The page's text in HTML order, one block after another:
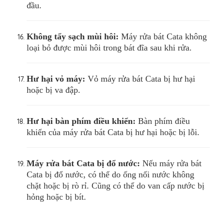
đầu.
Không tẩy sạch mùi hôi: Máy rửa bát Cata không
loại bỏ được mùi hôi trong bát đĩa sau khi rửa.
Hư hại vỏ máy: Vỏ máy rửa bát Cata bị hư hại
hoặc bị va đập.
Hư hại bàn phím điều khiển: Bàn phím điều
khiển của máy rửa bát Cata bị hư hại hoặc bị lỗi.
Máy rửa bát Cata bị đổ nước: Nếu máy rửa bát
Cata bị đổ nước, có thể do ống nối nước không
chặt hoặc bị rò rỉ. Cũng có thể do van cấp nước bị
hỏng hoặc bị bít.